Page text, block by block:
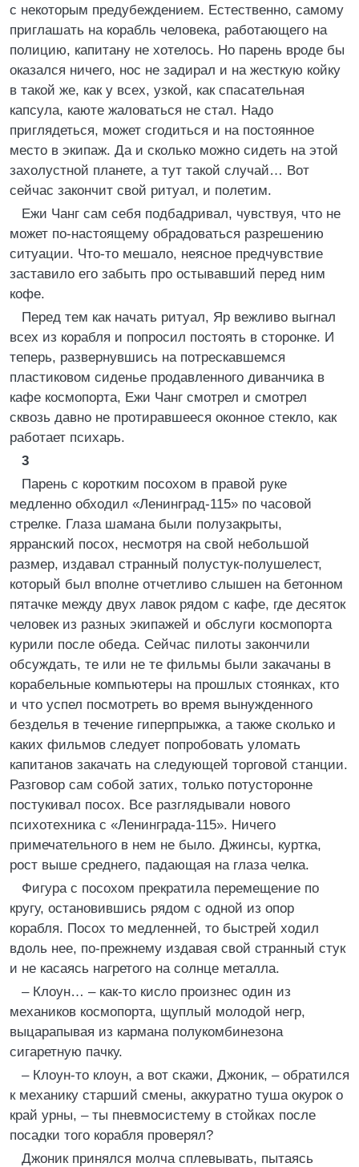
с некоторым предубеждением. Естественно, самому
приглашать на корабль человека, работающего на
полицию, капитану не хотелось. Но парень вроде бы
оказался ничего, нос не задирал и на жесткую койку
в такой же, как у всех, узкой, как спасательная
капсула, каюте жаловаться не стал. Надо
приглядеться, может сгодиться и на постоянное
место в экипаж. Да и сколько можно сидеть на этой
захолустной планете, а тут такой случай… Вот
сейчас закончит свой ритуал, и полетим.
Ежи Чанг сам себя подбадривал, чувствуя, что не
может по‑настоящему обрадоваться разрешению
ситуации. Что‑то мешало, неясное предчувствие
заставило его забыть про остывавший перед ним
кофе.
Перед тем как начать ритуал, Яр вежливо выгнал
всех из корабля и попросил постоять в сторонке. И
теперь, развернувшись на потрескавшемся
пластиковом сиденье продавленного диванчика в
кафе космопорта, Ежи Чанг смотрел и смотрел
сквозь давно не протиравшееся оконное стекло, как
работает психарь.
3
Парень с коротким посохом в правой руке
медленно обходил «Ленинград‑115» по часовой
стрелке. Глаза шамана были полузакрыты,
ярранский посох, несмотря на свой небольшой
размер, издавал странный полустук‑полушелест,
который был вполне отчетливо слышен на бетонном
пятачке между двух лавок рядом с кафе, где десяток
человек из разных экипажей и обслуги космопорта
курили после обеда. Сейчас пилоты закончили
обсуждать, те или не те фильмы были закачаны в
корабельные компьютеры на прошлых стоянках, кто
и что успел посмотреть во время вынужденного
безделья в течение гиперпрыжка, а также сколько и
каких фильмов следует попробовать уломать
капитанов закачать на следующей торговой станции.
Разговор сам собой затих, только потусторонне
постукивал посох. Все разглядывали нового
психотехника с «Ленинграда‑115». Ничего
примечательного в нем не было. Джинсы, куртка,
рост выше среднего, падающая на глаза челка.
Фигура с посохом прекратила перемещение по
кругу, остановившись рядом с одной из опор
корабля. Посох то медленней, то быстрей ходил
вдоль нее, по‑прежнему издавая свой странный стук
и не касаясь нагретого на солнце металла.
– Клоун… – как‑то кисло произнес один из
механиков космопорта, щуплый молодой негр,
выцарапывая из кармана полукомбинезона
сигаретную пачку.
– Клоун‑то клоун, а вот скажи, Джоник, – обратился
к механику старший смены, аккуратно туша окурок о
край урны, – ты пневмосистему в стойках после
посадки того корабля проверял?
Джоник принялся молча сплевывать, пытаясь